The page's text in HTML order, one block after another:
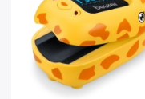
KIzilotesi isik
Kişisel Bakım ve Sağlık
Kişisel Bakım ve Sağlık